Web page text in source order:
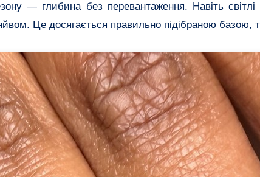
— глибина без перевантаження. Навіть
Це досягається правильно підібраною базою,